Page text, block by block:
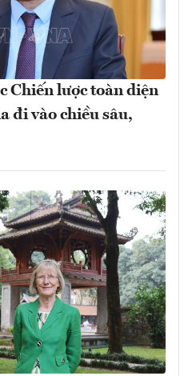
Chiến lược toàn diện
đi vào chiều sâu,